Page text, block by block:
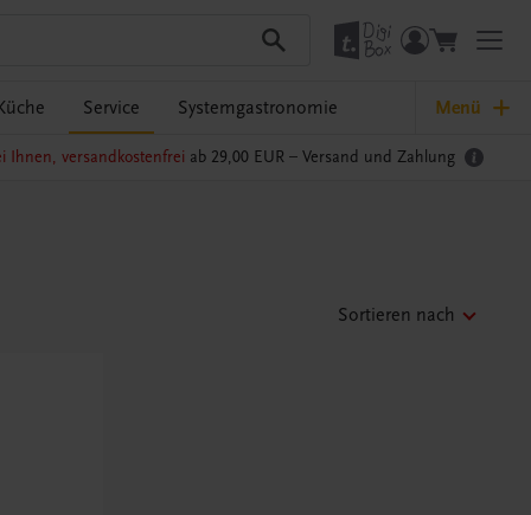
Service Systemgastronomie Menü
Ihnen, versandkostenfrei ab 29,00 EUR – Versand und Zahlung
Sortieren nach